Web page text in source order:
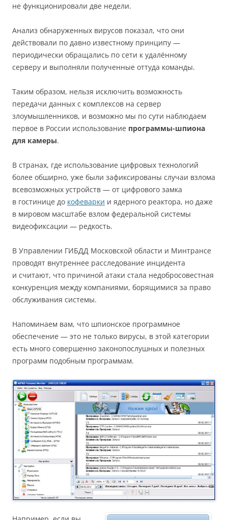
не функционировали две недели.
Анализ обнаруженных вирусов показал, что они
действовали по давно известному принципу —
периодически обращались по сети к удалённому
серверу и выполняли полученные оттуда команды.
Таким образом, нельзя исключить возможность
передачи данных с комплексов на сервер
злоумышленников, и возможно мы по сути наблюдаем
первое в России использование программы-шпиона
для камеры.
В странах, где использование цифровых технологий
более обширно, уже были зафиксированы случаи взлома
всевозможных устройств — от цифрового замка
в гостинице до кофеварки и ядерного реактора, но даже
в мировом масштабе взлом федеральной системы
видеофиксации — редкость.
В Управлении ГИБДД Московской области и Минтрансе
проводят внутреннее расследование инцидента
и считают, что причиной атаки стала недобросовестная
конкуренция между компаниями, борящимися за право
обслуживания системы.
Напоминаем вам, что шпионское программное
обеспечение — это не только вирусы, в этой категории
есть много совершенно законопослушных и полезных
программ подобным программам.